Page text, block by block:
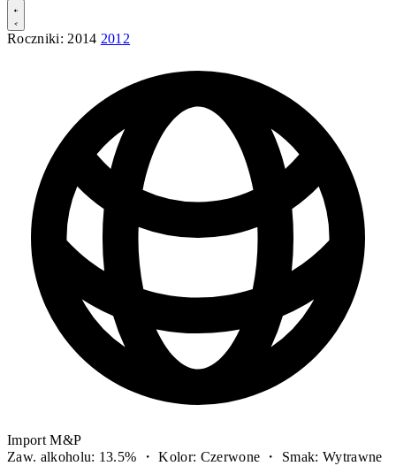
Roczniki: 2014 2012
Import M&P
Zaw. alkoholu: 13.5% ・ Kolor: Czerwone ・ Smak: Wytrawne